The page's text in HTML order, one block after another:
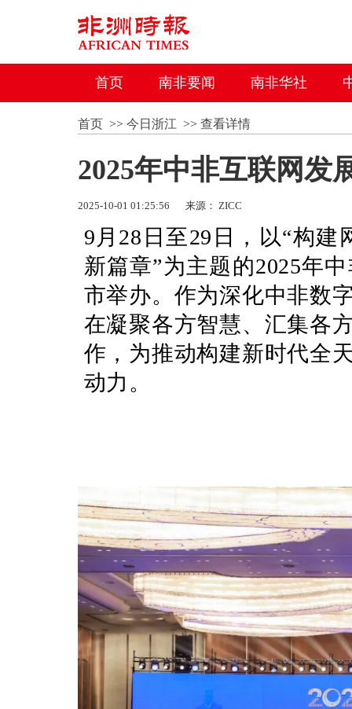
首页 南非要闻 南非华社
首页>> 今日浙江 >> 查看详情
2025年中非互联网发
2025-10-01 01:25:56 来源： ZICC
9月28日至29日，以“构
新篇章”为主题的2025年
市举办。作为深化中非数
在凝聚各方智慧、汇集各
作，为推动构建新时代全
动力。